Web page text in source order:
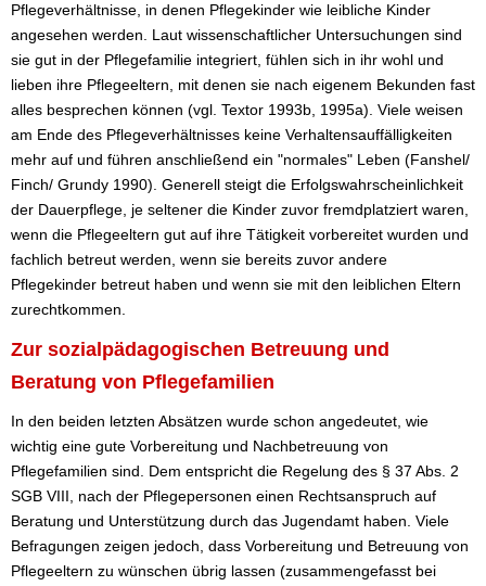
Pflegeverhältnisse, in denen Pflegekinder wie leibliche Kinder
angesehen werden. Laut wissenschaftlicher Untersuchungen sind
sie gut in der Pflegefamilie integriert, fühlen sich in ihr wohl und
lieben ihre Pflegeeltern, mit denen sie nach eigenem Bekunden fast
alles besprechen können (vgl. Textor 1993b, 1995a). Viele weisen
am Ende des Pflegeverhältnisses keine Verhaltensauffälligkeiten
mehr auf und führen anschließend ein "normales" Leben (Fanshel/
Finch/ Grundy 1990). Generell steigt die Erfolgswahrscheinlichkeit
der Dauerpflege, je seltener die Kinder zuvor fremdplatziert waren,
wenn die Pflegeeltern gut auf ihre Tätigkeit vorbereitet wurden und
fachlich betreut werden, wenn sie bereits zuvor andere
Pflegekinder betreut haben und wenn sie mit den leiblichen Eltern
zurechtkommen.
Zur sozialpädagogischen Betreuung und
Beratung von Pflegefamilien
In den beiden letzten Absätzen wurde schon angedeutet, wie
wichtig eine gute Vorbereitung und Nachbetreuung von
Pflegefamilien sind. Dem entspricht die Regelung des § 37 Abs. 2
SGB VIII, nach der Pflegepersonen einen Rechtsanspruch auf
Beratung und Unterstützung durch das Jugendamt haben. Viele
Befragungen zeigen jedoch, dass Vorbereitung und Betreuung von
Pflegeeltern zu wünschen übrig lassen (zusammengefasst bei